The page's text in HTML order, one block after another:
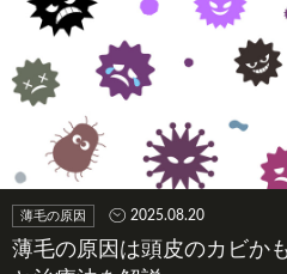
薄毛の原因 2025.08.20
薄毛の原因は頭皮のカビか